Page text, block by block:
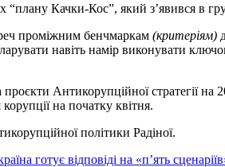
Качки-Кос”, який з’явився в
проміжним бенчмаркам (критеріям)
навіть намір виконувати
Антикорупційної стратегії на
на початку квітня.
політики Радіної.
готує відповіді на «п’ять